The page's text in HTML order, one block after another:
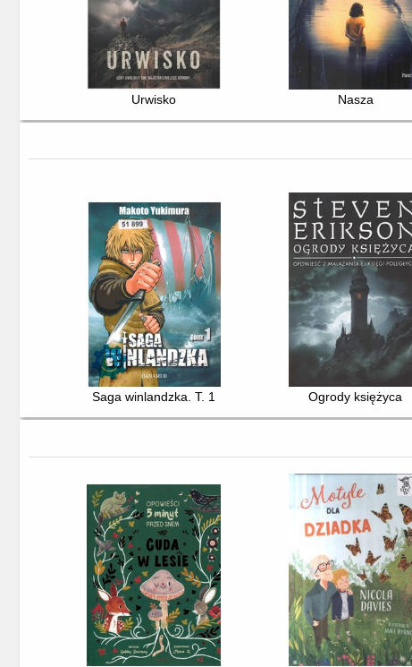
Urwisko Nasza
Saga winlandzka. T. 1 Ogrody księżyca